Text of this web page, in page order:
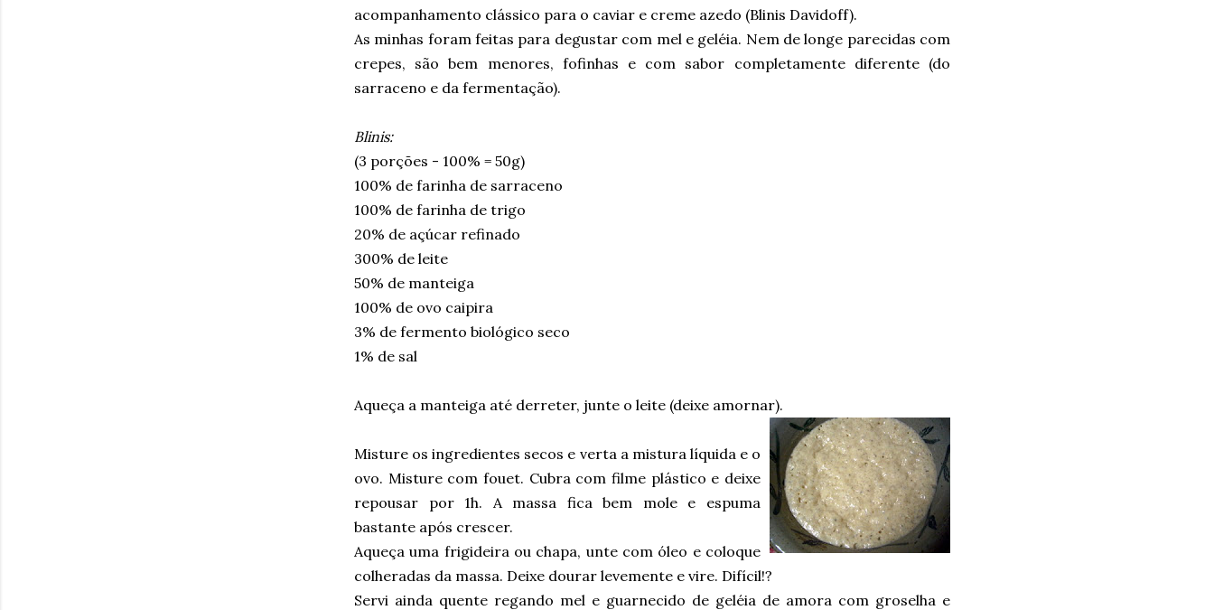
acompanhamento clássico para o caviar e creme azedo (Blinis Davidoff).
As minhas foram feitas para degustar com mel e geléia. Nem de longe parecidas com
crepes, são bem menores, fofinhas e com sabor completamente diferente (do
sarraceno e da fermentação).
Blinis:
(3 porções - 100% = 50g)
100% de farinha de sarraceno
100% de farinha de trigo
20% de açúcar refinado
300% de leite
50% de manteiga
100% de ovo caipira
3% de fermento biológico seco
1% de sal
Aqueça a manteiga até derreter, junte o leite (deixe amornar).
Misture os ingredientes secos e verta a mistura líquida e o
ovo. Misture com fouet. Cubra com filme plástico e deixe
repousar por 1h. A massa fica bem mole e espuma
bastante após crescer.
Aqueça uma frigideira ou chapa, unte com óleo e coloque
colheradas da massa. Deixe dourar levemente e vire. Difícil!?
Servi ainda quente regando mel e guarnecido de geléia de amora com groselha e